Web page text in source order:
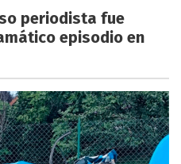
periodista fue
episodio en